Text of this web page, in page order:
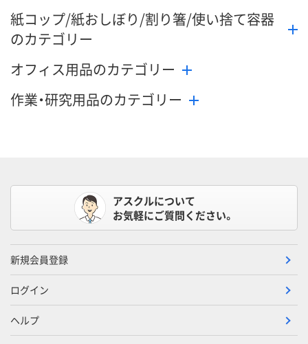
紙コップ/紙おしぼり/割り箸/使い捨て容器
のカテゴリー
オフィス用品のカテゴリー
作業・研究用品のカテゴリー
アスクルについて
お気軽にご質問ください。
新規会員登録
ログイン
ヘルプ